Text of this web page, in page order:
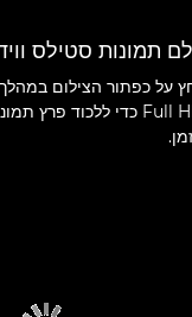
תמונות סטילס
על כפתור הצילום במהלך